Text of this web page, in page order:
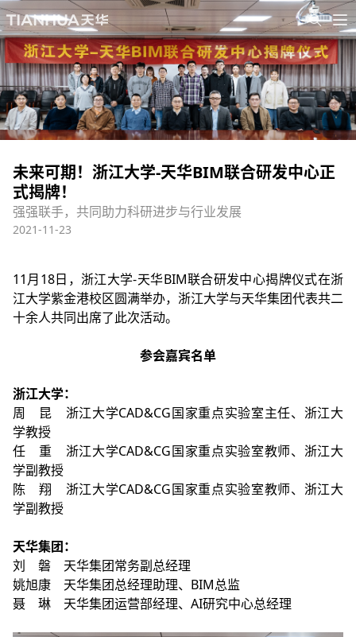
未来可期！浙江大学-天华BIM联合研发中心正
式揭牌！
强强联手，共同助力科研进步与行业发展
2021-11-23
11月18日，浙江大学-天华BIM联合研发中心揭牌仪式在浙
江大学紫金港校区圆满举办，浙江大学与天华集团代表共二
十余人共同出席了此次活动。
参会嘉宾名单
浙江大学：
周 昆 浙江大学CAD&CG国家重点实验室主任、浙江大
学教授
任 重 浙江大学CAD&CG国家重点实验室教师、 浙江大
学副教授
陈 翔 浙江大学CAD&CG国家重点实验室教师、 浙江大
学副教授
天华集团：
刘 磐 天华集团常务副总经理
姚旭康 天华集团总经理助理、BIM总监
聂 琳 天华集团运营部经理、AI研究中心总经理